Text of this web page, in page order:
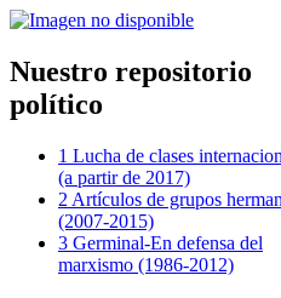
Nuestro repositorio
político
1 Lucha de clases
(a partir de 2017)
2 Artículos de grupos
(2007-2015)
3 Germinal-En defensa del
marxismo (1986-2012)